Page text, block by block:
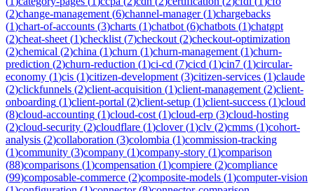
(2)change-management (6)channel-manager(1)chargebacks
(1)chart-of-accounts (3)charts (1)chatbot (6)chatbots (1)chatgpt
(2)cheat-sheet (1)checklist (7)checkout (2)checkout-optimization
(2)chemical (2)china (1)churn (1)churn-management (1)churn-
prediction (2)churn-reduction (1)ci-cd (7)cicd (1)cin7 (1)circular-
economy (1)cis (1)citizen-development (3)citizen-services (1)claude
(2)clickfunnels (2)client-acquisition (1)client-management (2)client-
onboarding (1)client-portal (2)client-setup (1)client-success (1)cloud
(8)cloud-accounting (1)cloud-cost (1)cloud-erp (3)cloud-hosting
(2)cloud-security (2)cloudflare (1)clover(1)clv (2)cmms (1)cohort-
analysis (2)collaboration (3)colombia (1)commission-tracking
(1)community (3)company (1)company-story (1)comparison
(88)comparisons (1)compensation (1)compiere (2)compliance
(99)composable-commerce (2)composite-models (1)computer-vision